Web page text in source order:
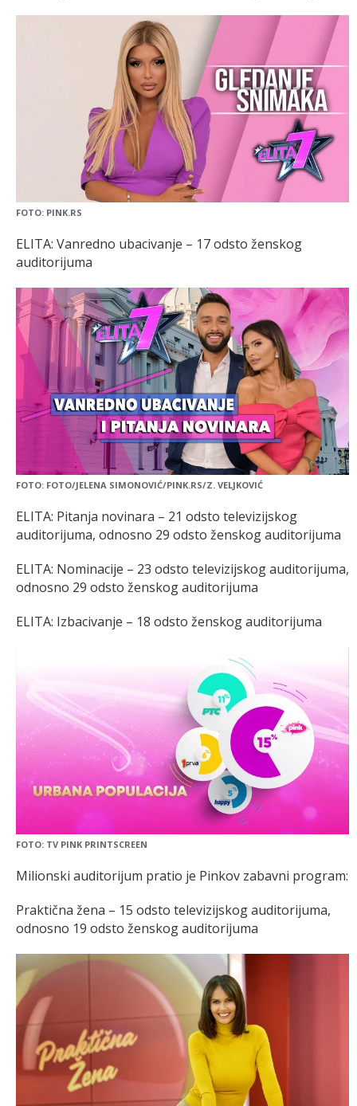
FOTO: PINK.RS
ELITA: Vanredno ubacivanje – 17 odsto ženskog
auditorijuma
FOTO: FOTO/JELENA SIMONOVIĆ/PINK.RS/Z. VELJKOVIĆ
ELITA: Pitanja novinara – 21 odsto televizijskog
auditorijuma, odnosno 29 odsto ženskog auditorijuma
ELITA: Nominacije – 23 odsto televizijskog auditorijuma,
odnosno 29 odsto ženskog auditorijuma
ELITA: Izbacivanje – 18 odsto ženskog auditorijuma
FOTO: TV PINK PRINTSCREEN
Milionski auditorijum pratio je Pinkov zabavni program:
Praktična žena – 15 odsto televizijskog auditorijuma,
odnosno 19 odsto ženskog auditorijuma